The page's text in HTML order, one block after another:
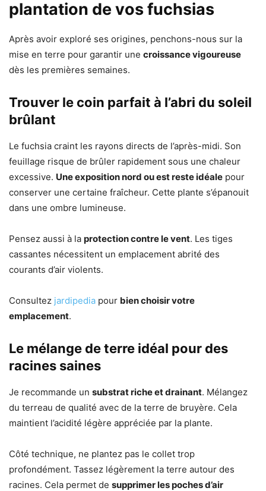
plantation de vos fuchsias
Après avoir exploré ses origines, penchons-nous sur la
mise en terre pour garantir une croissance vigoureuse
dès les premières semaines.
Trouver le coin parfait à l’abri du soleil
brûlant
Le fuchsia craint les rayons directs de l’après-midi. Son
feuillage risque de brûler rapidement sous une chaleur
excessive. Une exposition nord ou est reste idéale pour
conserver une certaine fraîcheur. Cette plante s’épanouit
dans une ombre lumineuse.
Pensez aussi à la protection contre le vent. Les tiges
cassantes nécessitent un emplacement abrité des
courants d’air violents.
Consultez jardipedia pour bien choisir votre
emplacement.
Le mélange de terre idéal pour des
racines saines
Je recommande un substrat riche et drainant. Mélangez
du terreau de qualité avec de la terre de bruyère. Cela
maintient l’acidité légère appréciée par la plante.
Côté technique, ne plantez pas le collet trop
profondément. Tassez légèrement la terre autour des
racines. Cela permet de supprimer les poches d’air